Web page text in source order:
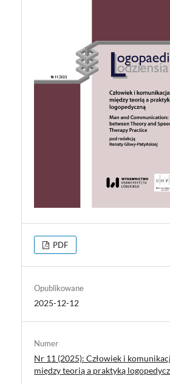
PDF
Opublikowane
2025-12-12
Numer
Nr 11 (2025): Człowiek i
między teorią a praktyką